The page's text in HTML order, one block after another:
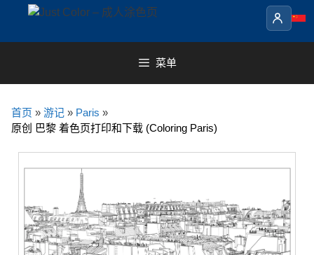
content
菜单
首页 » 游记 » Paris »
原创 巴黎 着色页打印和下载 (Coloring Paris)